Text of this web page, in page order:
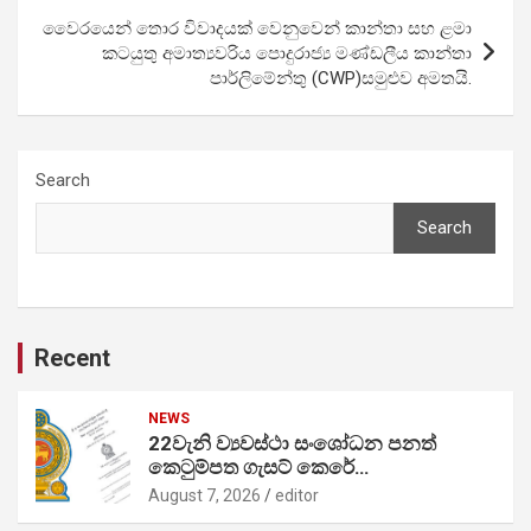
වෛරයෙන් තොර විවාදයක් වෙනුවෙන් කාන්තා සහ ළමා
කටයුතු අමාත්‍යවරිය පොදුරාජ්‍ය මණ්ඩලීය කාන්තා
පාර්ලිමේන්තු (CWP)සමුළුව අමතයි.
Search
Search
Recent
NEWS
22වැනි ව්‍යවස්ථා සංශෝධන පනත්
කෙටුම්පත ගැසට් කෙරේ…
August 7, 2026 editor